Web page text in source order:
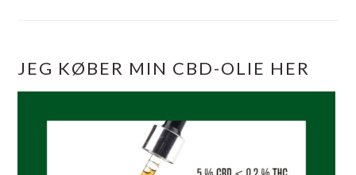
JEG KØBER MIN CBD-OLIE HER